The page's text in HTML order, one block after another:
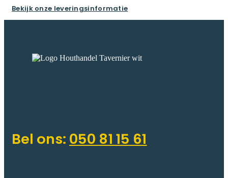
Bekijk onze leveringsinformatie
Bel ons: 050 81 15 61